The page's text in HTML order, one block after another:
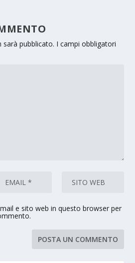
sarà pubblicato. I campi obbligatori
e sito web in questo browser per